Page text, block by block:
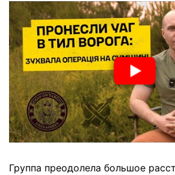
Группа преодолела большое